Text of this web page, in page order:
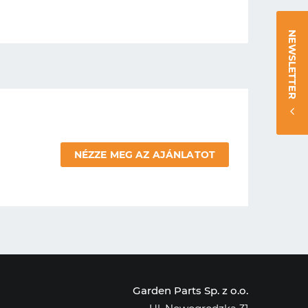
NÉZZE MEG AZ AJÁNLATOT
NEWSLETTER
Garden Parts Sp. z o.o.